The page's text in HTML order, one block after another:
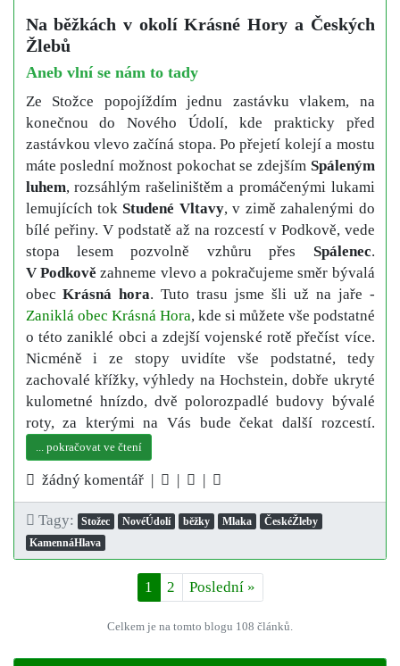
Na běžkách v okolí Krásné Hory a Českých
Žlebů
Aneb vlní se nám to tady
Ze Stožce popojíždím jednu zastávku vlakem, na
konečnou do Nového Údolí, kde prakticky před
zastávkou vlevo začíná stopa. Po přejetí kolejí a mostu
máte poslední možnost pokochat se zdejším Spáleným
luhem, rozsáhlým rašeliništěm a promáčenými lukami
lemujících tok Studené Vltavy, v zimě zahalenými do
bílé peřiny. V podstatě až na rozcestí v Podkově, vede
stopa lesem pozvolně vzhůru přes Spálenec.
V Podkově zahneme vlevo a pokračujeme směr bývalá
obecKrásná hora. Tuto trasu jsme šli už na jaře -
Zaniklá obec Krásná Hora, kde si můžete vše podstatné
o této zaniklé obci a zdejší vojenské rotě přečíst více.
Nicméně i ze stopy uvidíte vše podstatné, tedy
zachovalé křížky, výhledy na Hochstein, dobře ukryté
kulometné hnízdo, dvě polorozpadlé budovy bývalé
roty, za kterými na Vás bude čekat další rozcestí.
... pokračovat ve čtení
žádný komentář | | |
Tagy: Stožec NovéÚdolí běžky Mlaka
ČeskéŽleby
KamennáHlava
1 2 Poslední »
Celkem je na tomto blogu 108 článků.